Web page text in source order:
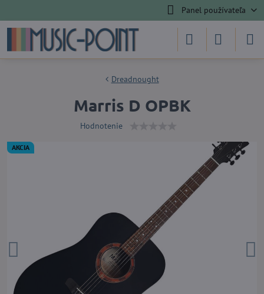
Panel používateľa
AKCIA
Dreadnought
Marris D OPBK
Hodnotenie